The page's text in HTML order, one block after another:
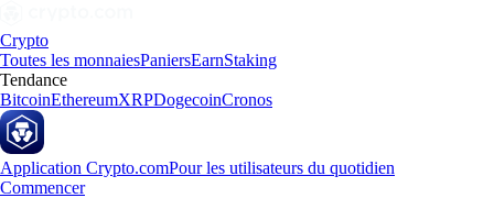
Crypto
Toutes les monnaiesPaniersEarnStaking
Tendance
BitcoinEthereumXRPDogecoinCronos
Application Crypto.comPour les utilisateurs du quotidien
Commencer